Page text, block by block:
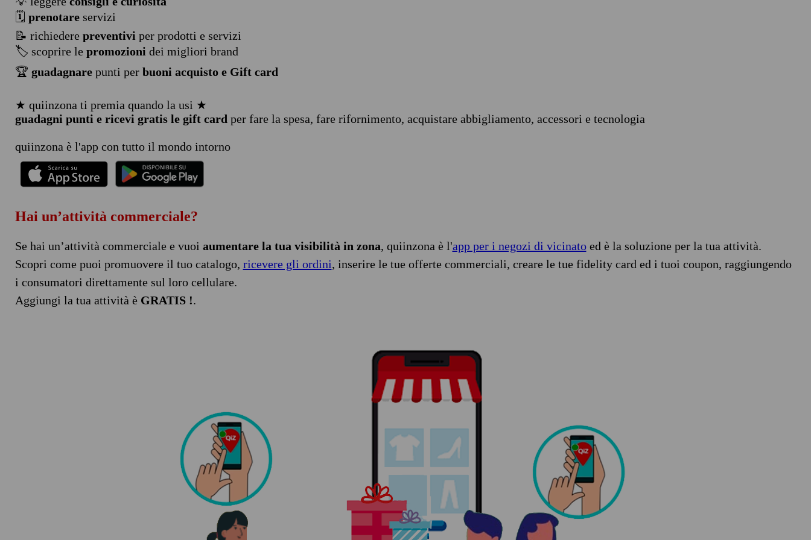
🗓️ prenotareservizi
📝 richiedere preventivi per prodotti e servizi
🏷️ scoprire le promozioni dei migliori brand
🏆 guadagnarepunti per buoni acquisto e Gift card
★ quiinzona ti premia quando la usi ★
guadagni punti e ricevi gratis le gift card per fare la spesa, fare rifornimento, acquistare abbigliamento, accessori e tecnologia
quiinzona è l'app con tutto il mondo intorno
Hai un’attività commerciale?
Se hai un’attività commerciale e vuoi aumentare la tua visibilità in zona, quiinzona è l'app per i negozi di vicinatoed è la soluzione per la tua attività.
Scopri come puoi promuovere il tuo catalogo, ricevere gli ordini, inserire le tue offerte commerciali, creare le tue fidelity card ed i tuoi coupon, raggiungendo
i consumatori direttamente sul loro cellulare.
Aggiungi la tua attività è GRATIS !.